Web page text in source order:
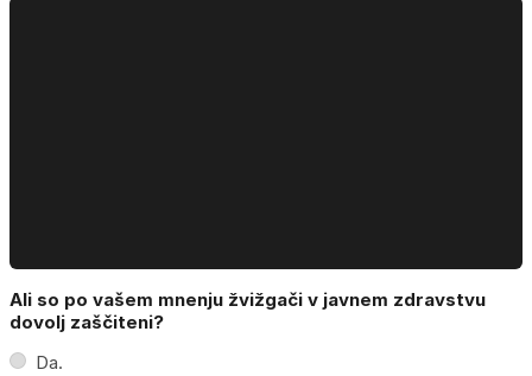
Ali so po vašem mnenju žvižgači v javnem zdravstvu
dovolj zaščiteni?
Da.